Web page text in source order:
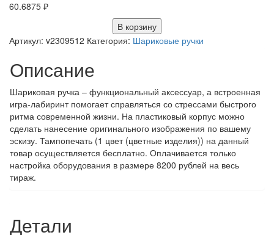
60.6875 ₽
В корзину
Артикул: v2309512 Категория: Шариковые ручки
Описание
Шариковая ручка – функциональный аксессуар, а встроенная
игра-лабиринт помогает справляться со стрессами быстрого
ритма современной жизни. На пластиковый корпус можно
сделать нанесение оригинального изображения по вашему
эскизу. Тампопечать (1 цвет (цветные изделия)) на данный
товар осуществляется бесплатно. Оплачивается только
настройка оборудования в размере 8200 рублей на весь
тираж.
Детали